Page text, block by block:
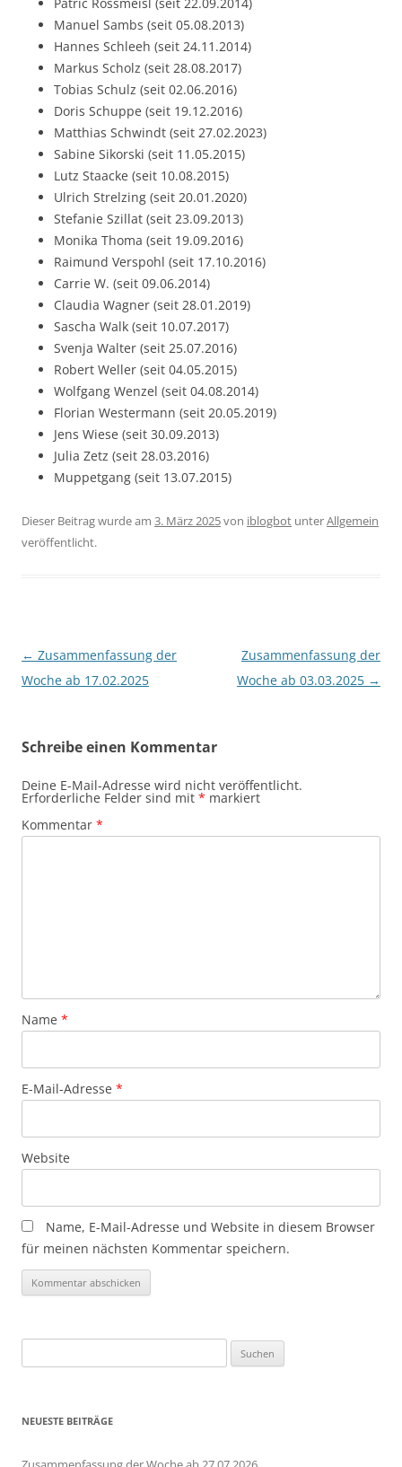
Manuel Sambs (seit 05.08.2013)
Hannes Schleeh (seit 24.11.2014)
Markus Scholz (seit 28.08.2017)
Tobias Schulz (seit 02.06.2016)
Doris Schuppe (seit 19.12.2016)
Matthias Schwindt (seit 27.02.2023)
Sabine Sikorski (seit 11.05.2015)
Lutz Staacke (seit 10.08.2015)
Ulrich Strelzing (seit 20.01.2020)
Stefanie Szillat (seit 23.09.2013)
Monika Thoma (seit 19.09.2016)
Raimund Verspohl (seit 17.10.2016)
Carrie W. (seit 09.06.2014)
Claudia Wagner (seit 28.01.2019)
Sascha Walk (seit 10.07.2017)
Svenja Walter (seit 25.07.2016)
Robert Weller (seit 04.05.2015)
Wolfgang Wenzel (seit 04.08.2014)
Florian Westermann (seit 20.05.2019)
Jens Wiese (seit 30.09.2013)
Julia Zetz (seit 28.03.2016)
Muppetgang (seit 13.07.2015)
Dieser Beitrag wurde am 3. März 2025von iblogbot unterAllgemein
veröffentlicht.
Beitragsnavigation
← Zusammenfassung der
Woche ab 17.02.2025
Zusammenfassung der
Woche ab 03.03.2025 →
Schreibe einen Kommentar
Deine E-Mail-Adresse wird nicht veröffentlicht.
Erforderliche Felder sind mit * markiert
Kommentar *
Name *
E-Mail-Adresse *
Website
Name, E-Mail-Adresse und Website in diesem Browser
für meinen nächsten Kommentar speichern.
nach:
NEUESTE BEITRÄGE